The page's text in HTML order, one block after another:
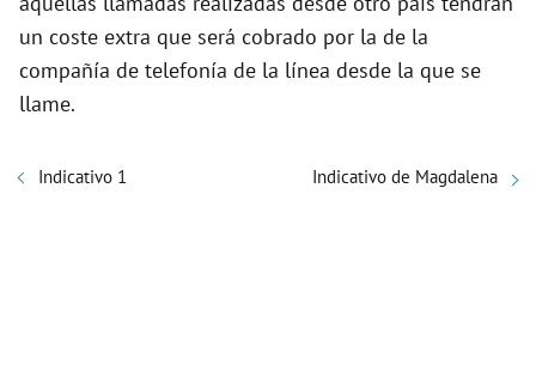
un coste extra que será cobrado por la de la
compañía de telefonía de la línea desde la que se
llame.
Indicativo 1 Indicativo de Magdalena